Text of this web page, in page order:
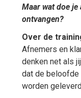
Maar wat doe je
ontvangen?
Over de
Afnemers en
denken net als
dat de beloofde
worden